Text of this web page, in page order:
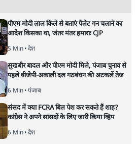
पीएम मोदी लाल किले से बताएं पैलेट गन चलाने का
आदेश किसका था, जंतर मंतर हमाराः CJP
5 Min• देश
सुखबीर बादल और पीएम मोदी मिले, पंजाब चुनाव से
पहले बीजेपी-अकाली दल गठबंधन की अटकलें तेज
6 Min• पंजाब
संसद में क्या FCRA बिल पेश कर सकते हैं शाह?
कांग्रेस ने अपने सांसदों के लिए जारी किया व्हिप
6 Min• देश